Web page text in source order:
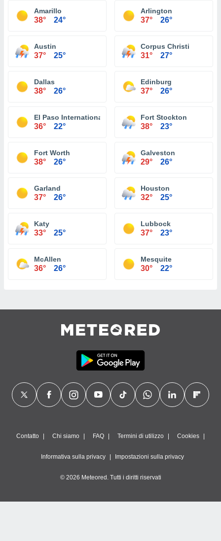
Amarillo
38° 24°
Arlington
37° 26°
Austin
37° 25°
Corpus Christi
31° 27°
Dallas
38° 26°
Edinburg
37° 26°
El Paso International Airport
36° 22°
Fort Stockton
38° 23°
Fort Worth
38° 26°
Galveston
29° 26°
Garland
37° 26°
Houston
32° 25°
Katy
33° 25°
Lubbock
37° 23°
McAllen
36° 26°
Mesquite
30° 22°
Contatto Chi siamo FAQ Termini di utilizzo Cookies
Informativa sulla privacy Impostazioni sulla privacy
© 2026 Meteored. Tutti i diritti riservati